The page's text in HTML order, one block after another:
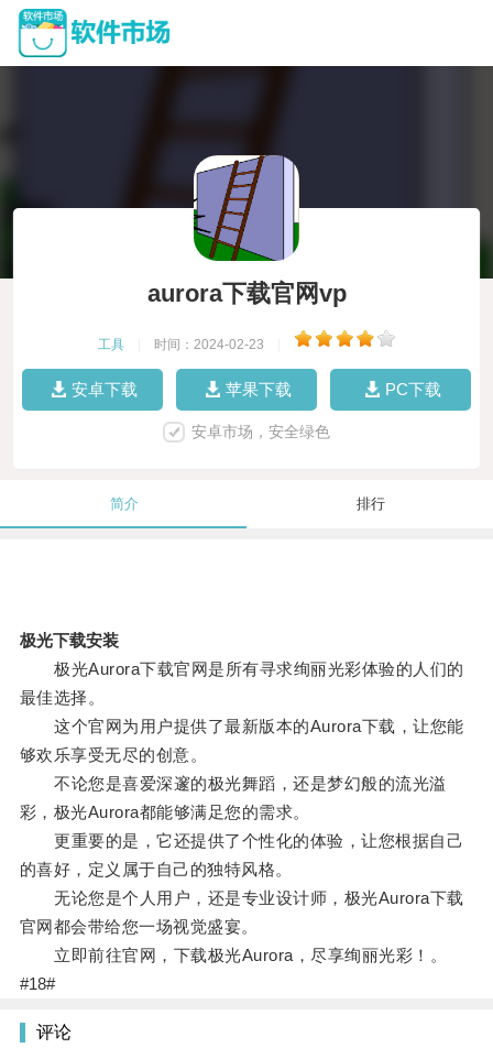
aurora下载官网vp
工具 时间：2024-02-23
安卓下载 苹果下载 PC下载
安卓市场，安全绿色
简介 排行
极光下载安装
极光Aurora下载官网是所有寻求绚丽光彩体验的人们的
最佳选择。
这个官网为用户提供了最新版本的Aurora下载，让您能
够欢乐享受无尽的创意。
不论您是喜爱深邃的极光舞蹈，还是梦幻般的流光溢
彩，极光Aurora都能够满足您的需求。
更重要的是，它还提供了个性化的体验，让您根据自己
的喜好，定义属于自己的独特风格。
无论您是个人用户，还是专业设计师，极光Aurora下载
官网都会带给您一场视觉盛宴。
立即前往官网，下载极光Aurora，尽享绚丽光彩！。
#18#
评论